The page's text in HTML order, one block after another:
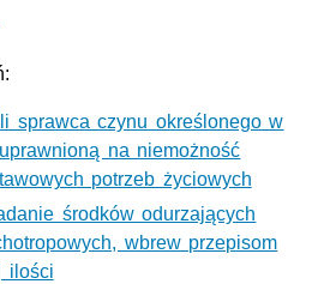
sprawca czynu określonego w
na niemożność
potrzeb życiowych
środków odurzających
wbrew przepisom
ilości